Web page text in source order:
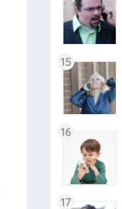
15
16
17